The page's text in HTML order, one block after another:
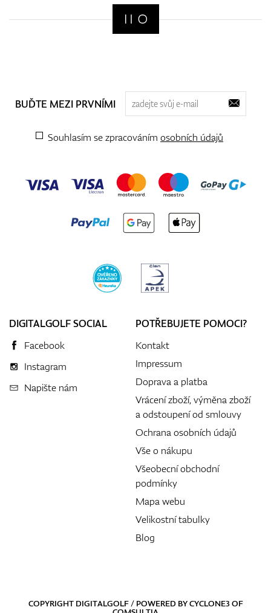
BUĎTE MEZI PRVNÍMI
Souhlasím se zpracováním osobních údajů
DIGITALGOLF SOCIAL
Facebook
Instagram
Napište nám
POTŘEBUJETE POMOCI?
Kontakt
Impressum
Doprava a platba
Vrácení zboží, výměna zboží
a odstoupení od smlouvy
Ochrana osobních údajů
Vše o nákupu
Všeobecní obchodní
podmínky
Mapa webu
Velikostní tabulky
Blog
COPYRIGHT DIGITALGOLF / POWERED BYCYCLONE3OF